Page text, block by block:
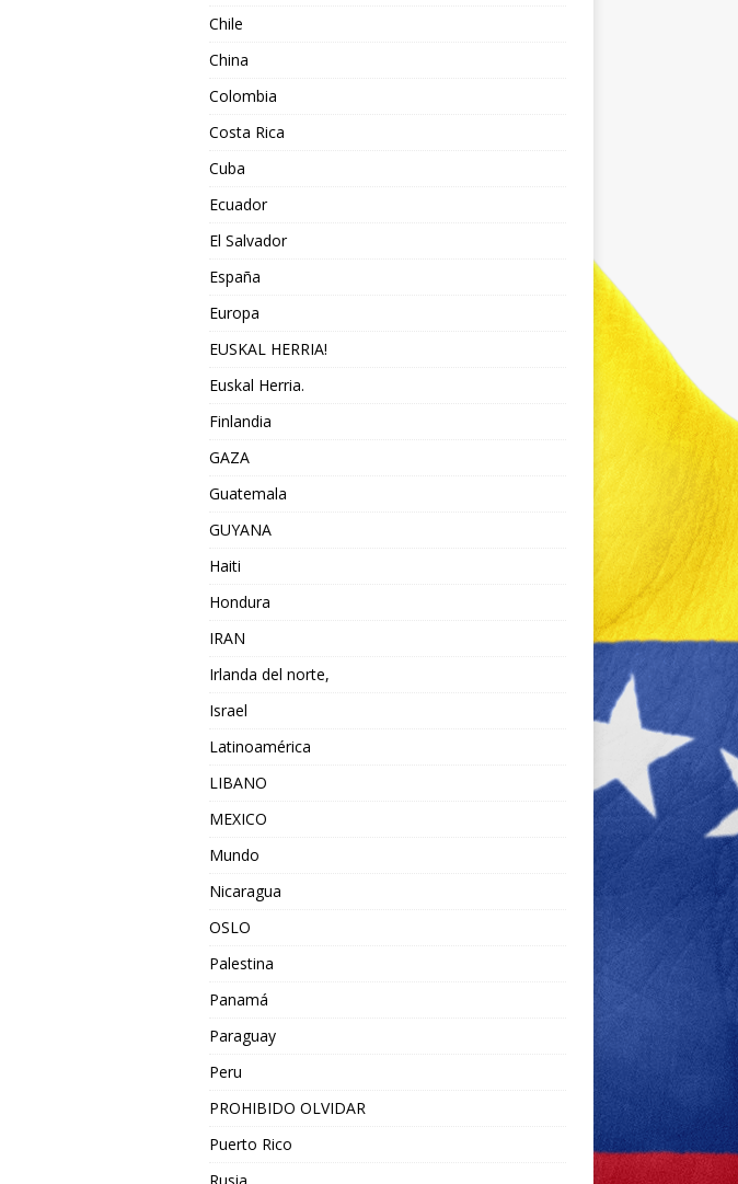
Chile
China
Colombia
Costa Rica
Cuba
Ecuador
El Salvador
España
Europa
EUSKAL HERRIA!
Euskal Herria.
Finlandia
GAZA
Guatemala
GUYANA
Haiti
Hondura
IRAN
Irlanda del norte,
Israel
Latinoamérica
LIBANO
MEXICO
Mundo
Nicaragua
OSLO
Palestina
Panamá
Paraguay
Peru
PROHIBIDO OLVIDAR
Puerto Rico